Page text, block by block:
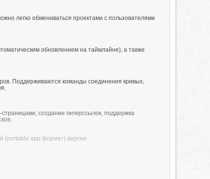
легко обмениваться проектами с пользователями
обновлением на таймлайне), а также
Поддерживаются команды соединения кривых,
создание гиперссылок, поддержка
(portable app формат) версии
формата *.xml